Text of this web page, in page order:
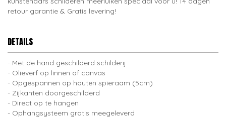
retour garantie & Gratis levering!
DETAILS
Met de hand geschilderd schilderij
Olieverf op linnen of canvas
Opgespannen op houten spieraam (5cm)
Zijkanten doorgeschilderd
Direct op te hangen
Ophangsysteem gratis meegeleverd